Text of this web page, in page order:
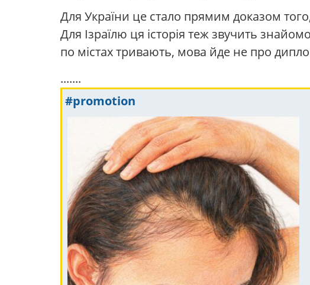
Для України це стало прямим доказом
Для Ізраїлю ця історія теж звучить
по містах тривають, мова йде не про
.......
#promotion